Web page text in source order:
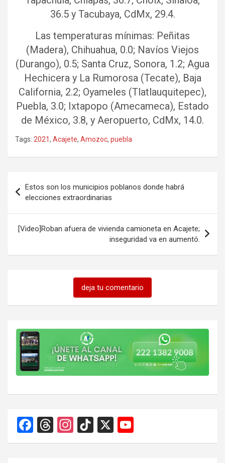
36.5 y Tacubaya, CdMx, 29.4.
Las temperaturas mínimas: Peñitas
(Madera), Chihuahua, 0.0; Navíos Viejos
(Durango), 0.5; Santa Cruz, Sonora, 1.2; Agua
Hechicera y La Rumorosa (Tecate), Baja
California, 2.2; Oyameles (Tlatlauquitepec),
Puebla, 3.0; Ixtapopo (Amecameca), Estado
de México, 3.8, y Aeropuerto, CdMx, 14.0.
Tags: 2021, Acajete, Amozoc, puebla
de
entradas
Estos son los municipios poblanos donde habrá
elecciones extraordinarias
[Video]Roban afuera de vivienda camioneta en Acajete;
inseguridad va en aumentó.
deja tu comentario
F
a
T
hr
In
st
Ti
k
X
o